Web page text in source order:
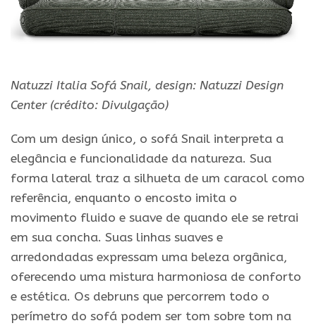
Natuzzi Italia Sofá Snail, design: Natuzzi Design
Center (crédito: Divulgação)
Com um design único, o sofá Snail interpreta a
elegância e funcionalidade da natureza. Sua
forma lateral traz a silhueta de um caracol como
referência, enquanto o encosto imita o
movimento fluido e suave de quando ele se retrai
em sua concha. Suas linhas suaves e
arredondadas expressam uma beleza orgânica,
oferecendo uma mistura harmoniosa de conforto
e estética. Os debruns que percorrem todo o
perímetro do sofá podem ser tom sobre tom na